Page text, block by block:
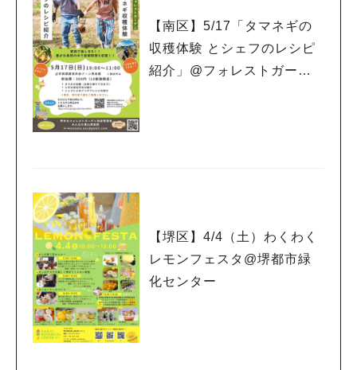
【南区】5/17「タマネギの
収穫体験 とシェフのレシピ
紹介」@フォレストガーデ
【堺区】4/4（土）わくわく
レモンフェスタ@堺都市緑
化センター